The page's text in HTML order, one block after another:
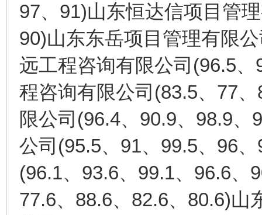
97、 91)山东恒达信项目管
90)山东东岳项目管理有限
远工程咨询有限公司 (96.5、
程咨询有限公司 (83.5、 77、
限公司 (96.4、 90.9、 98.9、
公司 (95.5、 91、 99.5、 96、
(96.1、 93.6、 99.1、 96.6、
77.6、 88.6、 82.6、 80.6)山